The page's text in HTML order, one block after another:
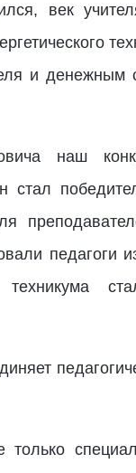
век
и денежным
наш
техникума